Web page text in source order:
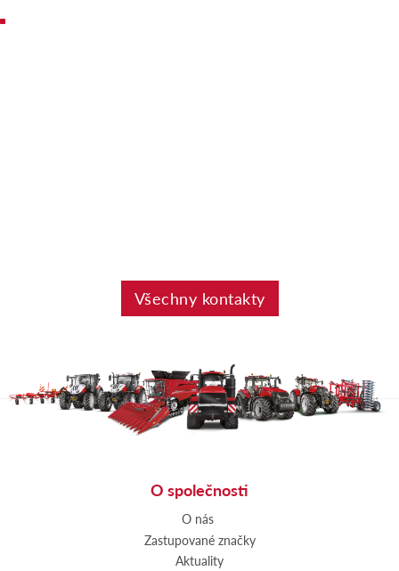
Všechny kontakty
O společnosti
O nás
Zastupované značky
Aktuality